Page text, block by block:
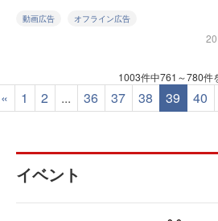
動画広告 オフライン広告
1003件中761～780件
« 1 2 ... 36 37 38 39 40
イベント